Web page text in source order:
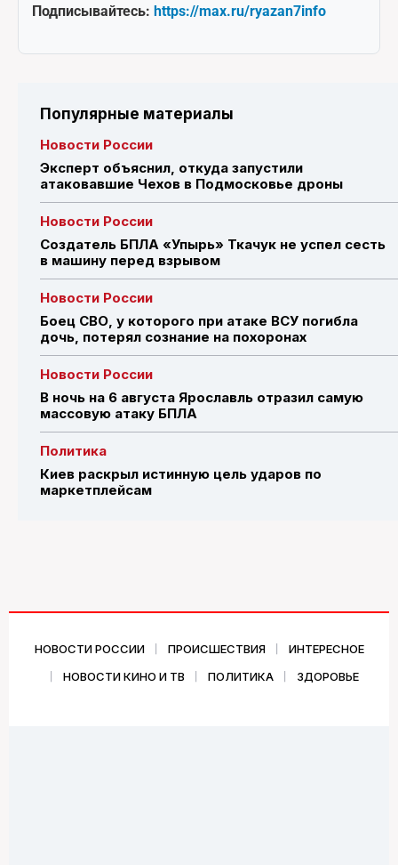
Подписывайтесь: https://max.ru/ryazan7info
Популярные материалы
Новости России
Эксперт объяснил, откуда запустили
атаковавшие Чехов в Подмосковье дроны
Новости России
Создатель БПЛА «Упырь» Ткачук не успел сесть
в машину перед взрывом
Новости России
Боец СВО, у которого при атаке ВСУ погибла
дочь, потерял сознание на похоронах
Новости России
В ночь на 6 августа Ярославль отразил самую
массовую атаку БПЛА
Политика
Киев раскрыл истинную цель ударов по
маркетплейсам
НОВОСТИ РОССИИ ПРОИСШЕСТВИЯ
ИНТЕРЕСНОЕ
НОВОСТИ КИНО И ТВ
ПОЛИТИКА ЗДОРОВЬЕ